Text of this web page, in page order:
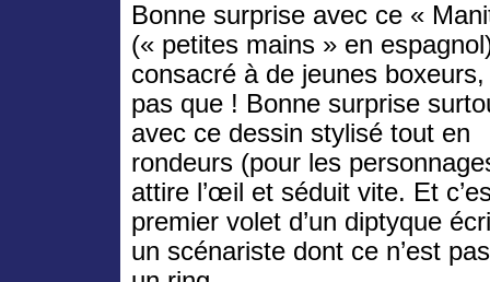
Bonne surprise avec ce «
(« petites mains » en
consacré à de jeunes
pas que ! Bonne surprise
avec ce dessin stylisé tout en
rondeurs (pour les
attire l’œil et séduit vite. Et
premier volet d’un diptyque
un scénariste dont ce n’est